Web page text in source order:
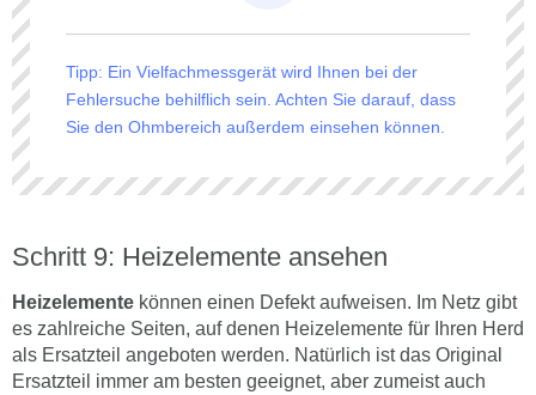
Tipp: Ein Vielfachmessgerät wird Ihnen bei der
Fehlersuche behilflich sein. Achten Sie darauf, dass
Sie den Ohmbereich außerdem einsehen können.
Schritt 9: Heizelemente ansehen
Heizelemente können einen Defekt aufweisen. Im Netz gibt
es zahlreiche Seiten, auf denen Heizelemente für Ihren Herd
als Ersatzteil angeboten werden. Natürlich ist das Original
Ersatzteil immer am besten geeignet, aber zumeist auch